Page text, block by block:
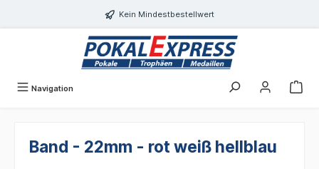
Kein Mindestbestellwert
Navigation
Band - 22mm - rot weiß hellblau